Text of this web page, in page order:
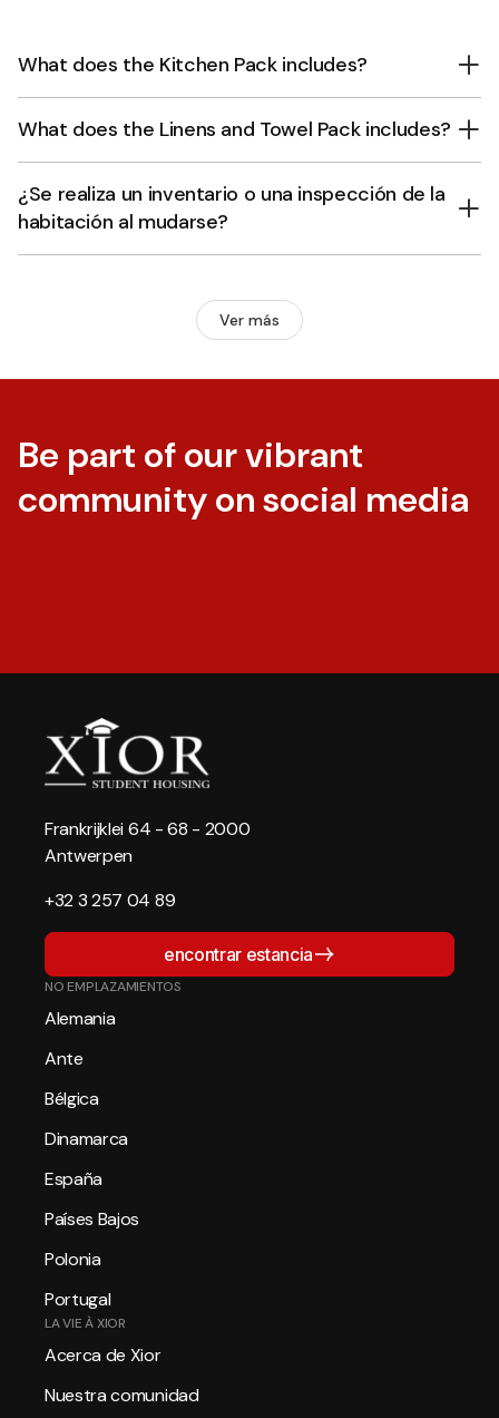
What does the Kitchen Pack includes?
What does the Linens and Towel Pack includes?
¿Se realiza un inventario o una inspección de la
habitación al mudarse?
Ver más
Be part of our vibrant
community on social media
Frankrijklei 64 - 68 - 2000
Antwerpen
+32 3 257 04 89
NO EMPLAZAMIENTOS
Alemania
Ante
Bélgica
Dinamarca
España
Países Bajos
Polonia
Portugal
LA VIE À XIOR
Acerca de Xior
Nuestra comunidad
encontrar estancia